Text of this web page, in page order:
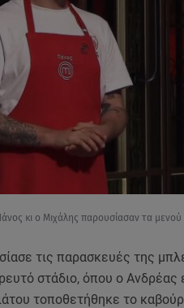
κι ο Μιχάλης παρουσίασαν τα μενού
τις παρασκευές της
στάδιο, όπου ο
τοποθετήθηκε το